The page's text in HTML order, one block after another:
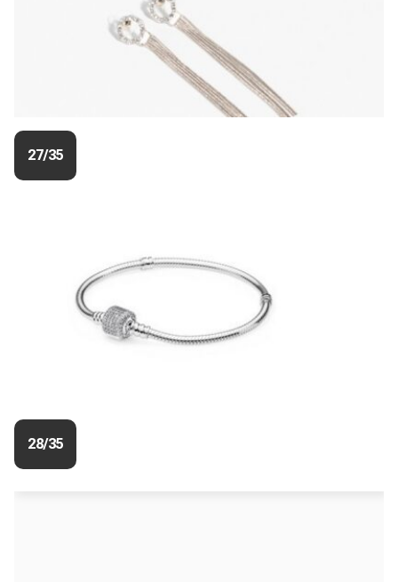
27/35
28/35